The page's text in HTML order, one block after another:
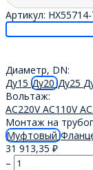
Артикул:
Диаметр, DN:
Ду15 Ду20Ду25
Вольтаж:
AC220VAC110V
Монтаж на
Муфтовый
31 913,35 ₽
–